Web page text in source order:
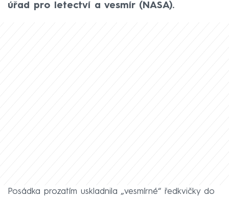
úřad pro letectví a vesmír (NASA).
Posádka prozatím uskladnila „vesmírné“ ředkvičky do